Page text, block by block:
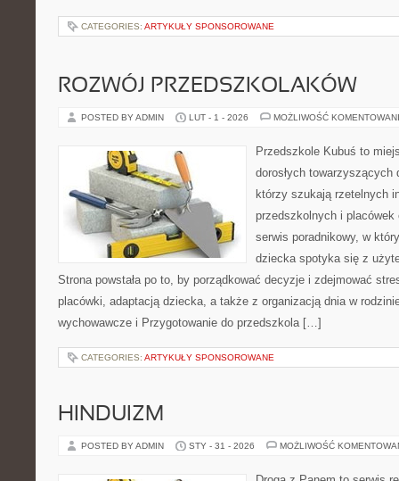
CATEGORIES: ARTYKUŁY SPONSOROWANE
ROZWÓJ PRZEDSZKOLAKÓW
POSTED BY ADMIN LUT - 1 - 2026 MOŻLIWOŚĆ
Przedszkole Kubuś to
dorosłych
którzy szukają rzetelnych
przedszkolnych i placówek
serwis poradnikowy, w
dziecka spotyka się z
Strona powstała po to, by porządkować decyzje i zdejmować
placówki, adaptacją dziecka, a także z organizacją dnia w
wychowawcze i Przygotowanie do przedszkola […]
CATEGORIES: ARTYKUŁY SPONSOROWANE
HINDUIZM
POSTED BY ADMIN STY - 31 - 2026 MOŻLIWOŚĆ